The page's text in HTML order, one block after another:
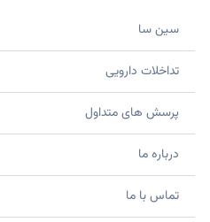
سین سا
تداخلات دارویی
پرسش های متداول
درباره ما
تماس با ما